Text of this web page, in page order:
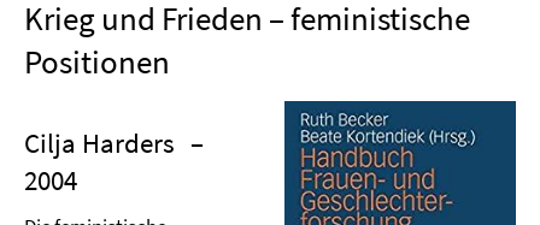
Krieg und Frieden – feministische
Positionen
Cilja Harders –
2004